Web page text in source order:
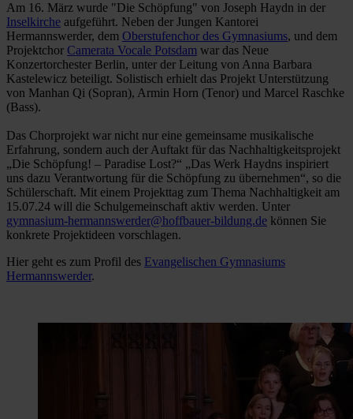
Am 16. März wurde "Die Schöpfung" von Joseph Haydn in der
Inselkirche aufgeführt. Neben der Jungen Kantorei
Hermannswerder, dem Oberstufenchor des Gymnasiums, und dem
Projektchor Camerata Vocale Potsdam war das Neue
Konzertorchester Berlin, unter der Leitung von Anna Barbara
Kastelewicz beteiligt. Solistisch erhielt das Projekt Unterstützung
von Manhan Qi (Sopran), Armin Horn (Tenor) und Marcel Raschke
(Bass).
Das Chorprojekt war nicht nur eine gemeinsame musikalische
Erfahrung, sondern auch der Auftakt für das Nachhaltigkeitsprojekt
„Die Schöpfung! – Paradise Lost?“ „Das Werk Haydns inspiriert
uns dazu Verantwortung für die Schöpfung zu übernehmen“, so die
Schülerschaft. Mit einem Projekttag zum Thema Nachhaltigkeit am
15.07.24 will die Schulgemeinschaft aktiv werden. Unter
gymnasium-hermannswerder@hoffbauer-bildung.de können Sie
konkrete Projektideen vorschlagen.
Hier geht es zum Profil des Evangelischen Gymnasiums
Hermannswerder.